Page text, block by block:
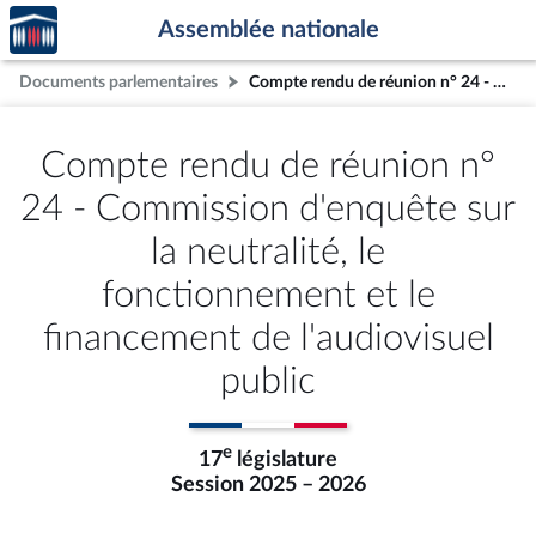
Aller au contenu
Aller en bas de la page
Accèder
à la
page
d'accueil
Assemblée nationale
Documents parlementaires Compte rendu de réunion n° 24 - Commission d'enquête sur la neutralité, le fonctionnement et le financement de l'audiovisuel public
Compte rendu de réunion n°
24 - Commission d'enquête sur
la neutralité, le
fonctionnement et le
financement de l'audiovisuel
public
17e législature
Session 2025 – 2026